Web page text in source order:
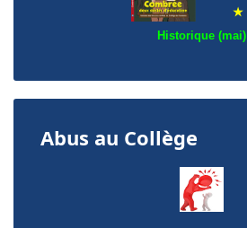
★
Historique (mai)
Abus au Collège